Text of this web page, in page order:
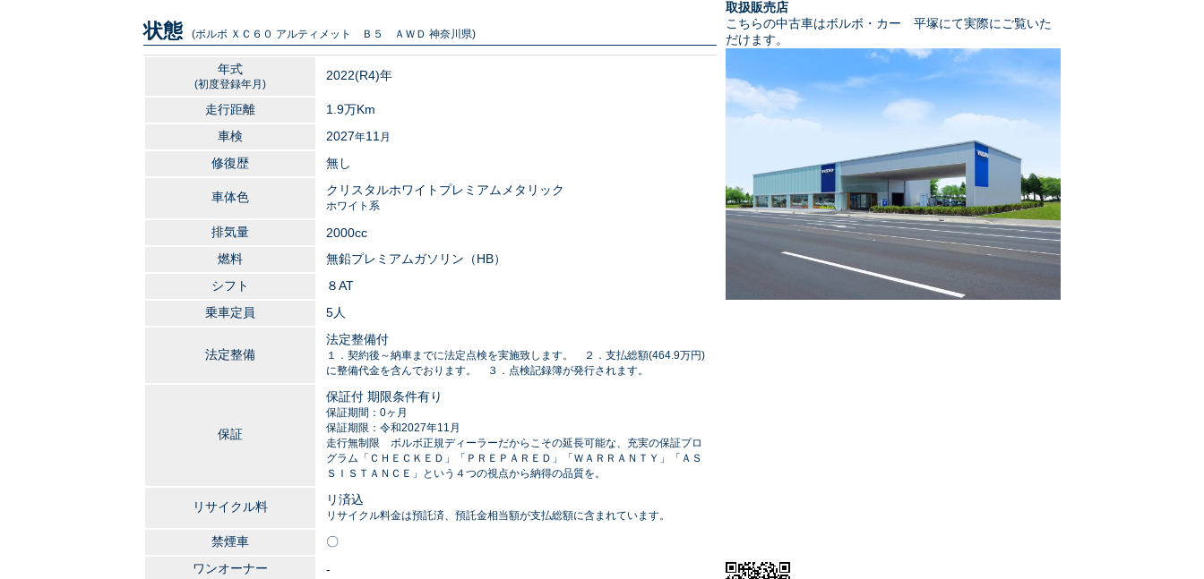
状態 (ボルボ ＸＣ６０ アルティメット Ｂ５ ＡＷＤ 神奈川県)
年式
(初度登録年月)
2022(R4)年
走行距離 1.9万Km
車検
2027年11 月
修復歴 無し
車体色 クリスタルホワイトプレミアムメタリック
ホワイト系
排気量 2000cc
燃料
無鉛プレミアムガソリン（HB）
シフト
８AT
乗車定員
5人
法定整備
法定整備付
１．契約後～納車までに法定点検を実施致します。 ２．支払総額(464.9万円)
に整備代金を含んでおります。 ３．点検記録簿が発行されます。
保証
保証付 期限条件有り
保証期間：0ヶ月
保証期限：令和2027年11月
走行無制限 ボルボ正規ディーラーだからこその延長可能な、充実の保証プロ
グラム「ＣＨＥＣＫＥＤ」「ＰＲＥＰＡＲＥＤ」「ＷＡＲＲＡＮＴＹ」「ＡＳ
ＳＩＳＴＡＮＣＥ」という４つの視点から納得の品質を。
リサイクル料 リ済込
リサイクル料金は預託済、預託金相当額が支払総額に含まれています。
禁煙車
〇
ワンオーナー
-
取扱販売店
こちらの中古車はボルボ・カー 平塚にて実際にご覧いた
だけます。